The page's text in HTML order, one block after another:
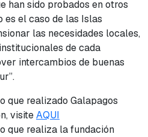
han sido probados en otros
el caso de las Islas
las necesidades locales,
de cada
intercambios de buenas
que realizado Galapagos
visiteAQUI
que realiza la fundación